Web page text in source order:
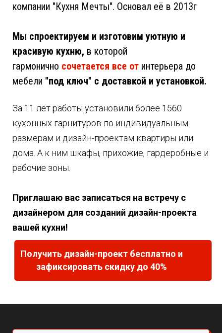
компании "Кухня Мечты". Основал её в 2013г
Мы спроектируем и изготовим уютную и
красивую кухню, в которой
гармонично сочетается все от интерьера до
мебели "под ключ" с доставкой и установкой.
За 11 лет работы установили более 1560
кухонных гарнитуров по индивидуальным
размерам и дизайн-проектам квартиры или
дома. А к ним шкафы, прихожие, гардеробные и
рабочие зоны.
Приглашаю вас записаться на встречу с
дизайнером для созданий дизайн-проекта
вашей кухни!
Получить дизайн-проект бесплатно и
зафиксировать скидку до 40%